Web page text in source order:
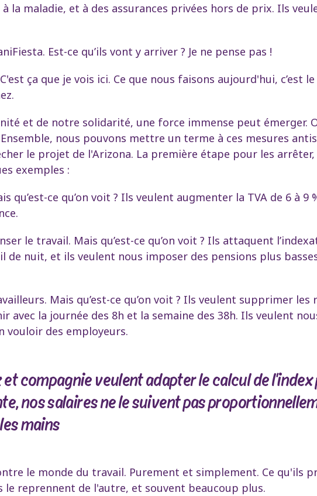
la maladie, et à des assurances privées hors de prix. Ils
Est-ce qu’ils vont y arriver ? Je ne pense pas !
ça que je vois ici. Ce que nous faisons aujourd'hui, c’est
et de notre solidarité, une force immense peut émerger.
nous pouvons mettre un terme à ces mesures
le projet de l'Arizona. La première étape pour les arrêter,
exemples :
qu’est-ce qu’on voit ? Ils veulent augmenter la TVA de 6 à 9
le travail. Mais qu’est-ce qu’on voit ? Ils attaquent
nuit, et ils veulent nous imposer des pensions plus
Mais qu’est-ce qu’on voit ? Ils veulent supprimer
avec la journée des 8h et la semaine des 38h. Ils veulent
vouloir des employeurs.
compagnie veulent adapter le calcul de
nos salaires ne le suivent pas
mains
le monde du travail. Purement et simplement. Ce qu'ils
le reprennent de l'autre, et souvent beaucoup plus.